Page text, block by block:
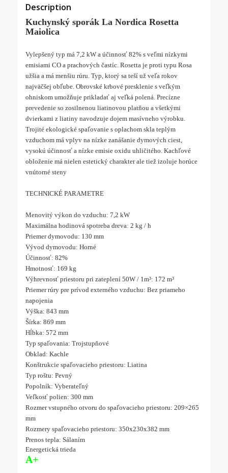
Description
Kuchynský sporák La Nordica Rosetta
Maiolica
Vylepšený typ má 7,2 kW a účinnosť 82% s veľmi nízkymi
emisiami CO a prachových častíc. Rosetta je proti typu Rosa
užšia a má menšiu rúru. Typ, ktorý sa teší už veľa rokov
najväčšej obľube. Obrovské krbové presklenie s veľkým
ohniskom umožňuje prikladať aj veľká polená. Precízne
prevedenie so zosilnenou liatinovou platňou a všetkými
dvierkami z liatiny navodzuje dojem masívneho výrobku.
Trojité ekologické spaľovanie s oplachom skla teplým
vzduchom má vplyv na nízke zanášanie dymových ciest,
vysokú účinnosť a nízke emisie oxidu uhličitého. Kachľové
obloženie má nielen estetický charakter ale tiež izoluje horúce
vnútorné steny
TECHNICKÉ PARAMETRE
Menovitý výkon do vzduchu: 7,2 kW
Maximálna hodinová spotreba dreva: 2 kg / h
Priemer dymovodu: 130 mm
Vývod dymovodu: Horné
Účinnosť: 82%
Hmotnosť: 169 kg
Výhrevnosť priestoru pri zateplení 50W / 1m³: 172 m³
Priemer rúry pre prívod externého vzduchu: Bez priameho
napojenia
Výška: 843 mm
Šírka: 869 mm
Hĺbka: 572 mm
Typ spaľovania: Trojstupňové
Obklad: Kachle
Konštrukcie spaľovacieho priestoru: Liatina
Typ roštu: Pevný
Popolník: Vyberateľný
Veľkosť polien: 300 mm
Rozmer vstupného otvoru do spaľovacieho priestoru: 209×265
mm
Rozmery spaľovacieho priestoru: 350x230x382 mm
Prenos tepla: Sálaním
Energetická trieda
A+